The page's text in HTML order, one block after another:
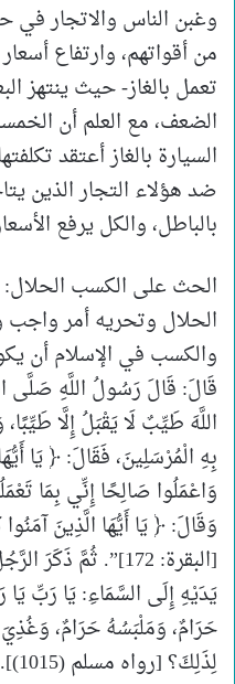
وغبن الناس والاتجار في
من أقواتهم، وارتفاع
تعمل بالغاز- حيث ينتهز
الضعف، مع العلم أن
ضد هؤلاء التجار الذين
بالباطل، والكل يرفع
الحث على الكسب الحلال:
الحلال وتحريه أمر واجب
والكسب في الإسلام أن
قَالَ: قَالَ رَسُولُ اللَّهِ صَلَّى
اللَّهَ طَيِّبٌ لَا يَقْبَلُ إِلَّا
بِهِ الْمُرْسَلِينَ، فَقَالَ: ﴿ يَا
وَقَالَ: ﴿ يَا أَيُّهَا الَّذِينَ
[البقرة: 172]”.
يَدَيْهِ إِلَى السَّمَاءِ: يَا رَبِّ
حَرَامٌ، وَمَلْبَسُهُ حَرَامٌ،
لِذَلِكَ؟ [رواه مسلم (1015)].